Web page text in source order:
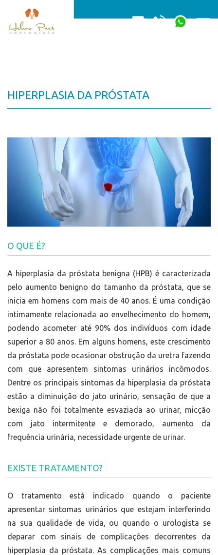
HIPERPLASIA DA PRÓSTATA
O QUE É?
A hiperplasia da próstata benigna (HPB) é caracterizada
pelo aumento benigno do tamanho da próstata, que se
inicia em homens com mais de 40 anos. É uma condição
intimamente relacionada ao envelhecimento do homem,
podendo acometer até 90% dos indivíduos com idade
superior a 80 anos. Em alguns homens, este crescimento
da próstata pode ocasionar obstrução da uretra fazendo
com que apresentem sintomas urinários incômodos.
Dentre os principais sintomas da hiperplasia da próstata
estão a diminuição do jato urinário, sensação de que a
bexiga não foi totalmente esvaziada ao urinar, micção
com jato intermitente e demorado, aumento da
frequência urinária, necessidade urgente de urinar.
EXISTE TRATAMENTO?
O tratamento está indicado quando o paciente
apresentar sintomas urinários que estejam interferindo
na sua qualidade de vida, ou quando o urologista se
deparar com sinais de complicações decorrentes da
hiperplasia da próstata. As complicações mais comuns